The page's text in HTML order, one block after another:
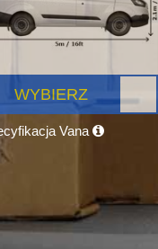
WYBIERZ
Vana